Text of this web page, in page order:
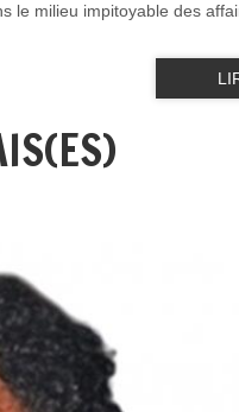
le milieu impitoyable des